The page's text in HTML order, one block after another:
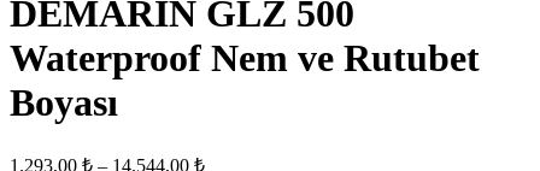
5.518.857,00 ₺
DEMARİN GLZ 500
Waterproof Nem ve Rutubet
Boyası
1.293,00 ₺ – 14.544,00 ₺Fiyat